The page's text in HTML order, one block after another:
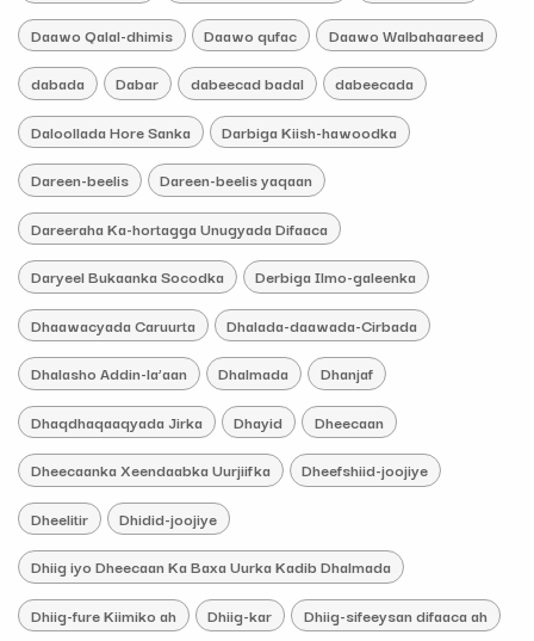
Daawo Qalal-dhimis Daawo qufac Daawo Walbahaareed
dabada Dabar dabeecad badal dabeecada
Daloollada Hore Sanka Darbiga Kiish-hawoodka
Dareen-beelis Dareen-beelis yaqaan
Dareeraha Ka-hortagga Unugyada Difaaca
Daryeel Bukaanka Socodka Derbiga Ilmo-galeenka
Dhaawacyada Caruurta Dhalada-daawada-Cirbada
Dhalasho Addin-la’aan Dhalmada Dhanjaf
Dhaqdhaqaaqyada Jirka Dhayid Dheecaan
Dheecaanka Xeendaabka Uurjiifka Dheefshiid-joojiye
Dheelitir Dhidid-joojiye
Dhiig iyo Dheecaan Ka Baxa Uurka Kadib Dhalmada
Dhiig-fure Kiimiko ah Dhiig-kar Dhiig-sifeeysan difaaca ah